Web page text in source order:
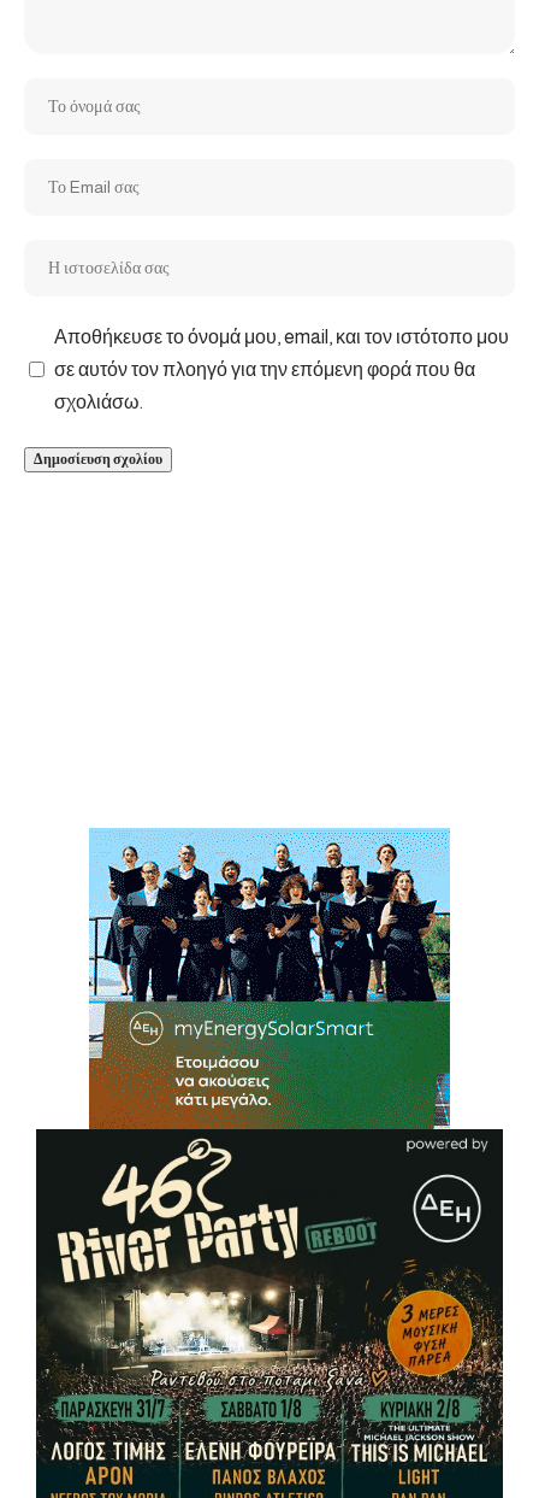
Αποθήκευσε το όνομά μου, email, και τον ιστότοπο μου
σε αυτόν τον πλοηγό για την επόμενη φορά που θα
σχολιάσω.